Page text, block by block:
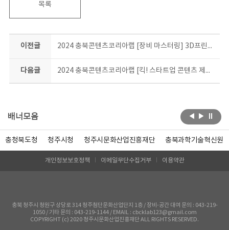
목록
이전글 2024 충북콘텐츠코리아랩 [장비 마스터링] 3D프린터 창작 응용 과정 교육생 모집 공고
다음글 2024 충북콘텐츠코리아랩 [킥! 스타트업 콘텐츠 제작 지원] 사업
배너모음
충청북도청 청주시청 청주시문화산업진흥재단 충북과학기술혁신원
개인정보보호정책 이메일무단수집거부 이용약관
충북 청주시 청원구 상당로 314 청주첨단문화산업단지 1층 / 장비-공간 대여 문의 : 043-219-
1050 / 기타 문의 : 043-219-1144 / EMAIL : cbcklab123@gmail.com
COPYRIGHT (c) 2020 청주시문화산업진흥재단 ALL RIGHTS RESERVED.